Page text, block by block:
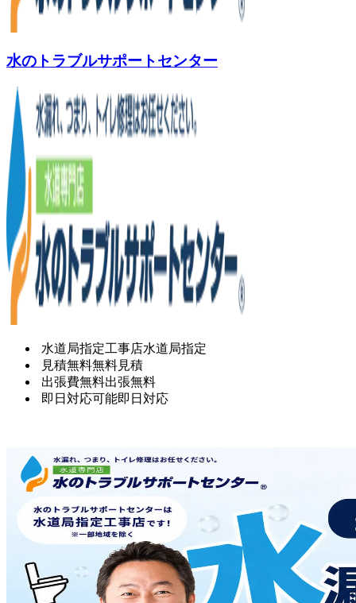
水のトラブルサポートセンター
水道局指定工事店水道局指定
見積無料無料見積
出張費無料出張無料
即日対応可能即日対応